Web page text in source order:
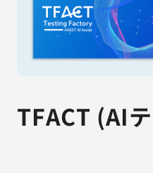
TFACT (AI